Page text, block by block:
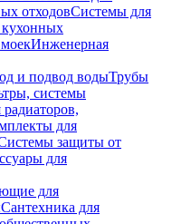
отходовСистемы для
Инженерная
и подвод водыТрубы
системы
для
защиты от
для
для
Сантехника для